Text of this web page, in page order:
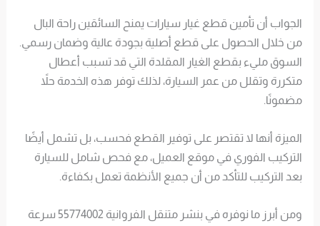
الجواب أن تأمين قطع غيار سيارات يمنح السائقين راحة البال
من خلال الحصول على قطع أصلية بجودة عالية وضمان رسمي.
السوق مليء بقطع الغيار المقلدة التي قد تسبب أعطال
متكررة وتقلل من عمر السيارة، لذلك توفر هذه الخدمة حلاً
مضمونًا.
الميزة أنها لا تقتصر على توفير القطع فحسب، بل تشمل أيضًا
التركيب الفوري في موقع العميل، مع فحص شامل للسيارة
بعد التركيب للتأكد من أن جميع الأنظمة تعمل بكفاءة.
ومن أبرز ما نوفره في بنشر متنقل الفروانية 55774002 سرعة